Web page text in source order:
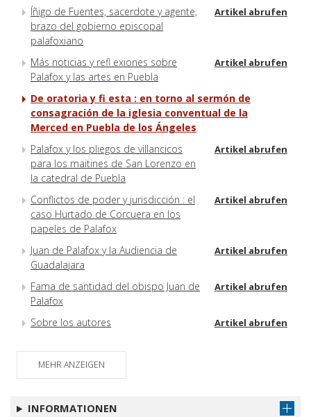
Íñigo de Fuentes, sacerdote y agente,
brazo del gobierno episcopal
palafoxiano
Artikel abrufen
Más noticias y refl exiones sobre
Palafox y las artes en Puebla
Artikel abrufen
De oratoria y fi esta : en torno al sermón de
consagración de la iglesia conventual de la
Merced en Puebla de los Ángeles
Palafox y los pliegos de villancicos
para los maitines de San Lorenzo en
la catedral de Puebla
Artikel abrufen
Conflictos de poder y jurisdicción : el
caso Hurtado de Corcuera en los
papeles de Palafox
Artikel abrufen
Juan de Palafox y la Audiencia de
Guadalajara
Artikel abrufen
Fama de santidad del obispo Juan de
Palafox
Artikel abrufen
Sobre los autores Artikel abrufen
MEHR ANZEIGEN
INFORMATIONEN